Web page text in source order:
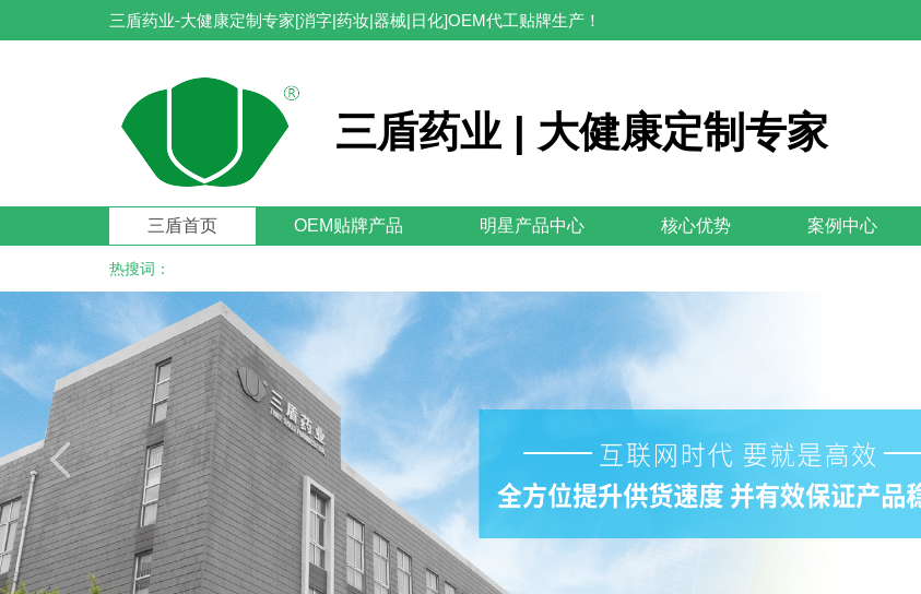
三盾药业-大健康定制专家[消字|药妆|器械|日化]OEM代工贴牌生产！
三盾药业 | 大健康定制专家
三盾首页 OEM贴牌产品 明星产品中心 核心优势 案例中心
热搜词：